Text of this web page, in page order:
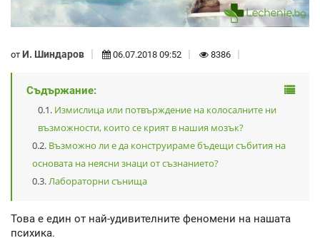
от И. Шиндаров 06.07.2018 09:52 8386
Съдържание:
Измислица или потвърждение на колосалните ни
възможности, които се крият в нашия мозък?
Възможно ли е да конструираме бъдещи събития на
основата на неясни знаци от съзнанието?
Лабораторни сънища
Това е един от най-удивителните феномени на нашата
психика.